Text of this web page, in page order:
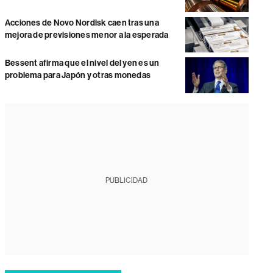
Acciones de Novo Nordisk caen tras una
mejora de previsiones menor a la esperada
Bessent afirma que el nivel del yen es un
problema para Japón y otras monedas
PUBLICIDAD